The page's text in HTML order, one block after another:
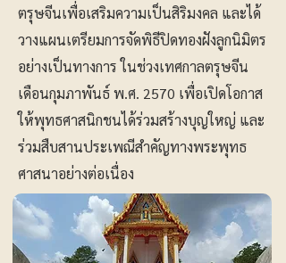
ตรุษจีนเพื่อเสริมความเป็นสิริมงคล และได้
วางแผนเตรียมการจัดพิธีปิดทองฝังลูกนิมิตร
อย่างเป็นทางการ ในช่วงเทศกาลตรุษจีน
เดือนกุมภาพันธ์ พ.ศ. 2570 เพื่อเปิดโอกาส
ให้พุทธศาสนิกชนได้ร่วมสร้างบุญใหญ่ และ
ร่วมสืบสานประเพณีสำคัญทางพระพุทธ
ศาสนาอย่างต่อเนื่อง